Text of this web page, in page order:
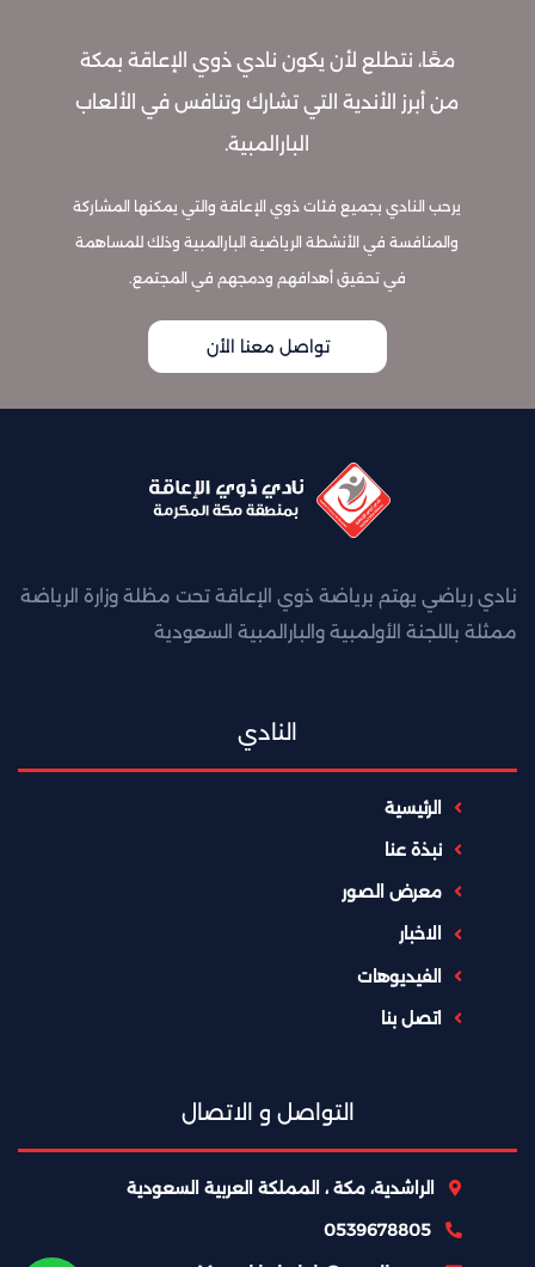
معًا، نتطلع لأن يكون نادي ذوي الإعاقة بمكة
من أبرز الأندية التي تشارك وتنافس في الألعاب
البارالمبية.
يرحب النادي بجميع فئات ذوي الإعاقة والتي يمكنها المشاركة
والمنافسة في الأنشطة الرياضية البارالمبية وذلك للمساهمة
في تحقيق أهدافهم ودمجهم في المجتمع.
تواصل معنا الأن
نادي رياضي يهتم برياضة ذوي الإعاقة تحت مظلة وزارة الرياضة
ممثلة باللجنة الأولمبية والبارالمبية السعودية
النادي
الرئيسية
نبذة عنا
معرض الصور
الاخبار
الفيديوهات
اتصل بنا
التواصل و الاتصال
الراشدية، مكة ، المملكة العربية السعودية